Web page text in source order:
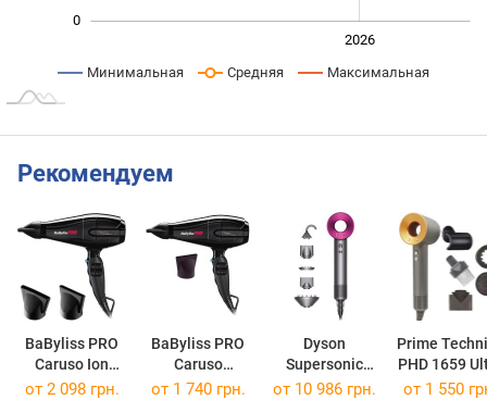
0
2026
Минимальная Средняя Максимальная
Рекомендуем
BaByliss PRO
Caruso Ion
BAB6510IR
BaByliss PRO
Caruso
BAB6520R
Dyson
Supersonic
HD08
Prime
PHD 1659
Elite
от 2 098 грн. от 1 740 грн. от 10 986 грн. от 1 550